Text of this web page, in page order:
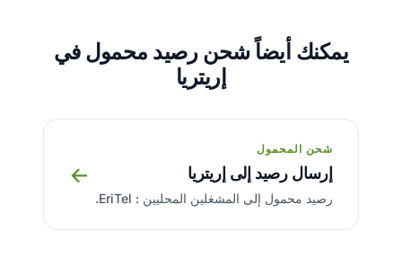
يمكنك أيضاً شحن رصيد محمول في
إريتريا
شحن المحمول
إرسال رصيد إلى إريتريا
رصيد محمول إلى المشغلين المحليين : EriTel.
→